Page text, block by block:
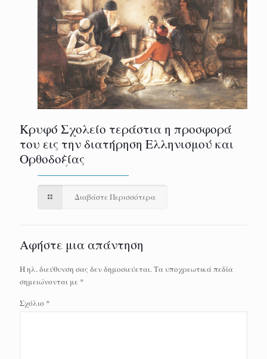
Κρυφό Σχολείο τεράστια η προσφορά
του εις την διατήρηση Ελληνισμού και
Ορθοδοξίας
Διαβάστε Περισσότερα
Αφήστε μια απάντηση
Η ηλ. διεύθυνση σας δεν δημοσιεύεται.Τα υποχρεωτικά πεδία
σημειώνονται με *
Σχόλιο *